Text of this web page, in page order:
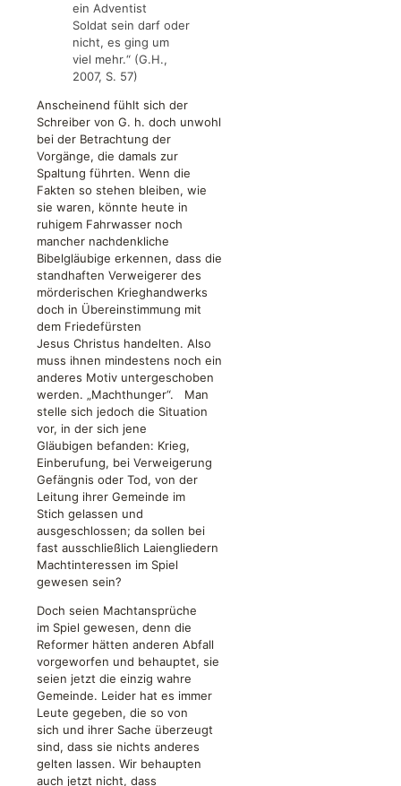
ein Adventist
Soldat sein darf oder
nicht, es ging um
viel mehr.“ (G.H.,
2007, S. 57)
Anscheinend fühlt sich der
Schreiber von G. h. doch unwohl
bei der Betrachtung der
Vorgänge, die damals zur
Spaltung führten. Wenn die
Fakten so stehen bleiben, wie
sie waren, könnte heute in
ruhigem Fahrwasser noch
mancher nachdenkliche
Bibelgläubige erkennen, dass die
standhaften Verweigerer des
mörderischen Krieghandwerks
doch in Übereinstimmung mit
dem Friedefürsten
Jesus Christus handelten. Also
muss ihnen mindestens noch ein
anderes Motiv untergeschoben
werden. „Machthunger“. Man
stelle sich jedoch die Situation
vor, in der sich jene
Gläubigen befanden: Krieg,
Einberufung, bei Verweigerung
Gefängnis oder Tod, von der
Leitung ihrer Gemeinde im
Stich gelassen und
ausgeschlossen; da sollen bei
fast ausschließlich Laiengliedern
Machtinteressen im Spiel
gewesen sein?
Doch seien Machtansprüche
im Spiel gewesen, denn die
Reformer hätten anderen Abfall
vorgeworfen und behauptet, sie
seien jetzt die einzig wahre
Gemeinde. Leider hat es immer
Leute gegeben, die so von
sich und ihrer Sache überzeugt
sind, dass sie nichts anderes
gelten lassen. Wir behaupten
auch jetzt nicht, dass